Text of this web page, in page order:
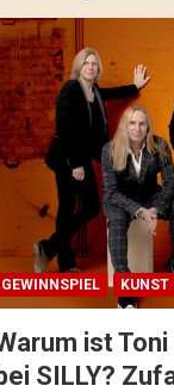
GEWINNSPIEL KUNST
ist
bei SILLY?